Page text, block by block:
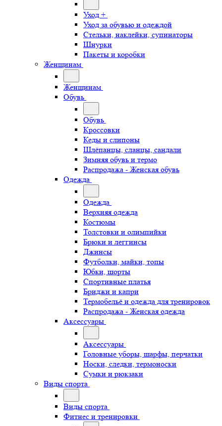
Уход +
Уход за обувью и одеждой
Стельки, наклейки, супинаторы
Шнурки
Пакеты и коробки
Женщинам
Женщинам
Обувь
Обувь
Кроссовки
Кеды и слипоны
Шлёпанцы, сланцы, сандали
Зимняя обувь и термо
Распродажа - Женская обувь
Одежда
Одежда
Верхняя одежда
Костюмы
Толстовки и олимпийки
Брюки и леггинсы
Джинсы
Футболки, майки, топы
Юбки, шорты
Спортивные платья
Бриджи и капри
Термобельё и одежда для тренировок
Распродажа - Женская одежда
Аксессуары
Аксессуары
Головные уборы, шарфы, перчатки
Носки, следки, термоноски
Сумки и рюкзаки
Виды спорта
Виды спорта
Фитнес и тренировки